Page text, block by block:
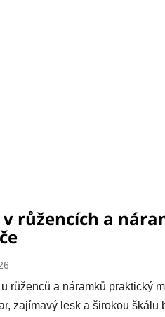
v růžencích a
růženců a náramků praktický
zajímavý lesk a širokou škálu